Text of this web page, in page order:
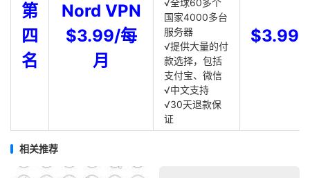
第
四
名
Nord VPN
$3.99/每
月
√全球60多个
国家4000多台
服务器
√提供大量的付
款选择，包括
支付宝、微信
√中文支持
√30天退款保
证
$3.99
相关推荐